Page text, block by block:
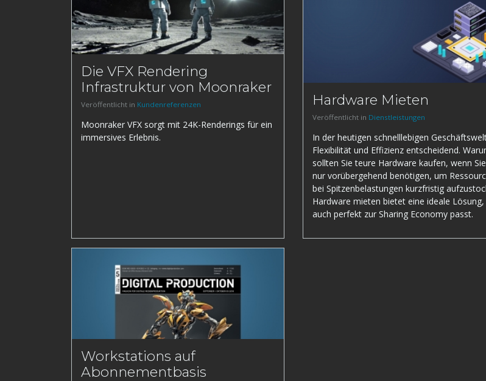
Die VFX Rendering
Infrastruktur von Moonraker
Veröffentlicht in Kundenreferenzen
Moonraker VFX sorgt mit 24K-Renderings für ein
immersives Erlebnis.
Hardware Mieten
Veröffentlicht in Dienstleistungen
In der heutigen schnelllebigen
Flexibilität und Effizienz entscheidend.
sollten Sie teure Hardware kaufen, wenn
nur vorübergehend benötigen, um
bei Spitzenbelastungen kurzfristig
Hardware mieten bietet eine ideale Lösung,
auch perfekt zur Sharing Economy passt.
Workstations auf
Abonnementbasis